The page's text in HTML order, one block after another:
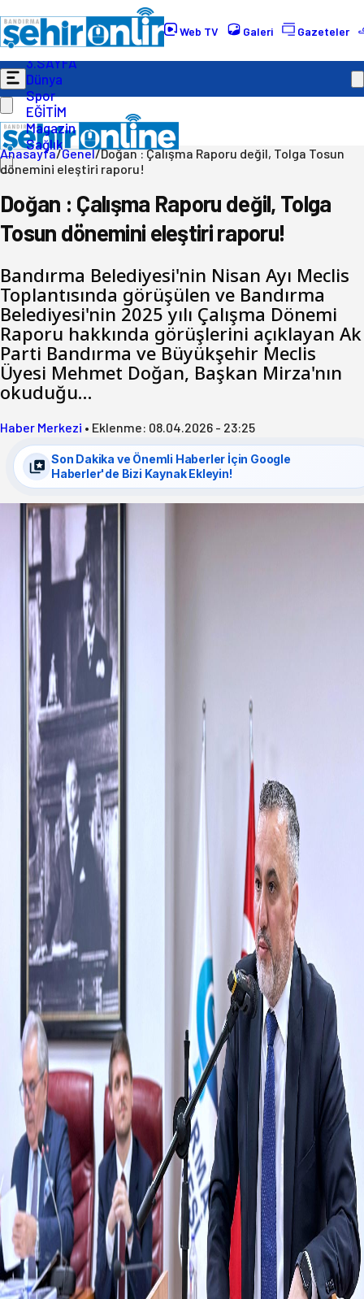
Web TV Galeri Gazeteler
Gündem
Ekonomi
Politika
3.SAYFA
Dünya
Spor
EĞİTİM
Magazin
Sağlık
Anasayfa/Genel/Doğan : Çalışma Raporu değil, Tolga Tosun
dönemini eleştiri raporu!
Doğan : Çalışma Raporu değil, Tolga
Tosun dönemini eleştiri raporu!
Bandırma Belediyesi'nin Nisan Ayı Meclis
Toplantısında görüşülen ve Bandırma
Belediyesi'nin 2025 yılı Çalışma Dönemi
Raporu hakkında görüşlerini açıklayan Ak
Parti Bandırma ve Büyükşehir Meclis
Üyesi Mehmet Doğan, Başkan Mirza'nın
okuduğu…
Haber Merkezi • Eklenme: 08.04.2026 - 23:25
Son Dakika ve Önemli Haberler İçin Google
Haberler'de Bizi Kaynak Ekleyin!